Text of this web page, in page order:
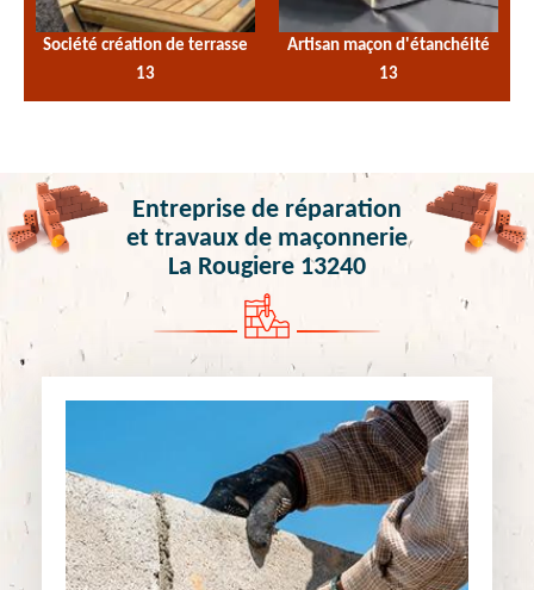
Société création de terrasse
13
Artisan maçon d'étanchéité
13
Entreprise de réparation
et travaux de maçonnerie
La Rougiere 13240